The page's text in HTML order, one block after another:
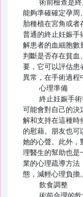
能夠準確確定孕周
胎種植在宮角或
普通的終止妊娠手
解患者的血細胞數
判斷是否存在貧血
要，它可以評估患
異常，在手術過程
可能會對自己的決
解和支持在這種時
的慰藉。朋友也可
她的心聲。此外，
理醫生的幫助也是
業的心理疏導方法
態，減輕心理負擔。